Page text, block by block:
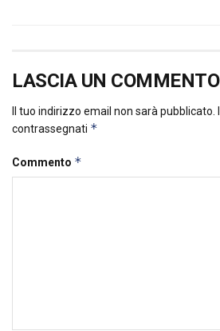
LASCIA UN COMMENTO
Il tuo indirizzo email non sarà pubblicato.
contrassegnati *
Commento *